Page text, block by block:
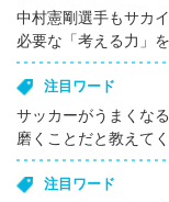
中村憲剛選手もサカ
必要な「考える力」
注目ワード
サッカーがうまくな
磨くことだと教えて
注目ワード